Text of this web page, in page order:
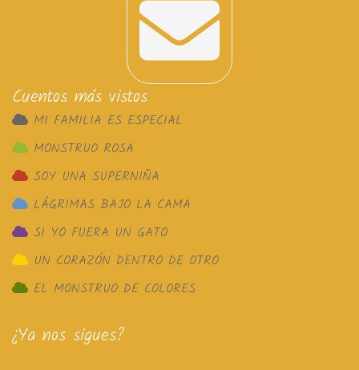
Cuentos más vistos
MI FAMILIA ES ESPECIAL
MONSTRUO ROSA
SOY UNA SUPERNIÑA
LÁGRIMAS BAJO LA CAMA
SI YO FUERA UN GATO
UN CORAZÓN DENTRO DE OTRO
EL MONSTRUO DE COLORES
¿Ya nos sigues?